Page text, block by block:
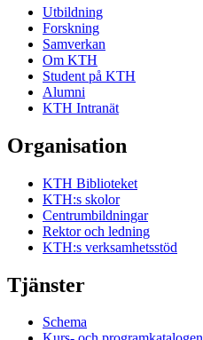
Utbildning
Forskning
Samverkan
Om KTH
Student på KTH
Alumni
KTH Intranät
Organisation
KTH Biblioteket
KTH:s skolor
Centrumbildningar
Rektor och ledning
KTH:s verksamhetsstöd
Tjänster
Schema